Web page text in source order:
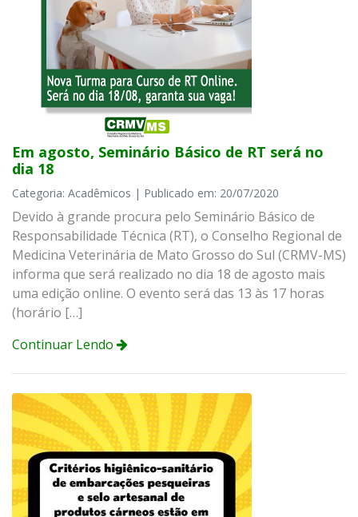
Em agosto, Seminário Básico de RT será no
dia 18
Categoria: Acadêmicos | Publicado em: 20/07/2020
Devido à grande procura pelo Seminário Básico de
Responsabilidade Técnica (RT), o Conselho Regional de
Medicina Veterinária de Mato Grosso do Sul (CRMV-MS)
informa que será realizado no dia 18 de agosto mais
uma edição online. O evento será das 13 às 17 horas
(horário […]
Continuar Lendo